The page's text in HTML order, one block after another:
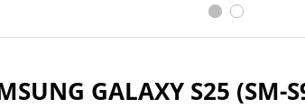
GALAXY S25 (SM-